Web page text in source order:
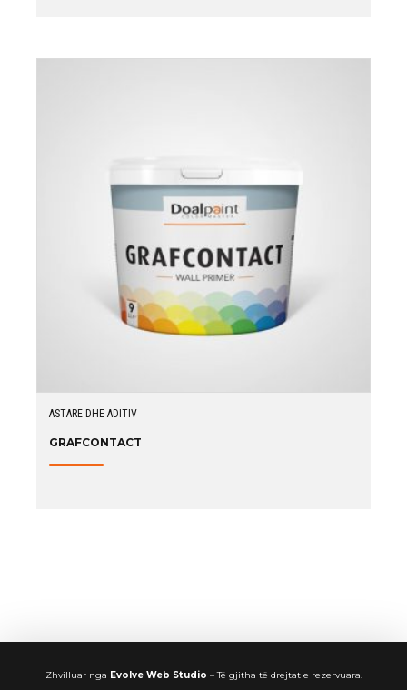
ASTARE DHE ADITIV
GRAFCONTACT
Zhvilluar nga Evolve Web Studio – Të gjitha të drejtat e rezervuara.